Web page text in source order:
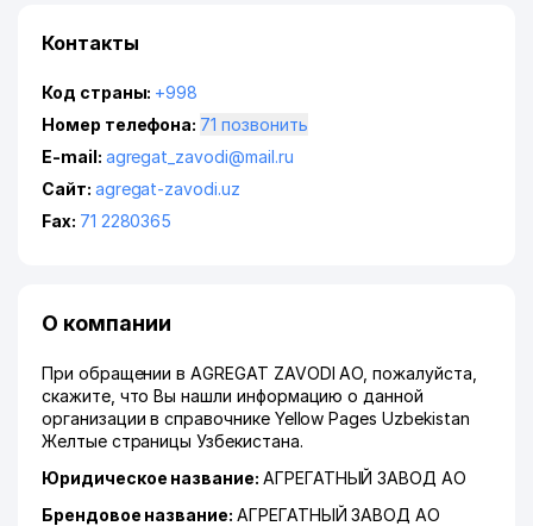
Контакты
Код страны: +998
Номер телефона:
71 позвонить
E-mail: agregat_zavodi@mail.ru
Сайт: agregat-zavodi.uz
Fax: 71 2280365
О компании
При обращении в AGREGAT ZAVODI АО, пожалуйста,
скажите, что Вы нашли информацию о данной
организации в справочнике Yellow Pages Uzbekistan
Желтые страницы Узбекистана.
Юридическое название: АГРЕГАТНЫЙ ЗАВОД АО
Брендовое название: АГРЕГАТНЫЙ ЗАВОД АО